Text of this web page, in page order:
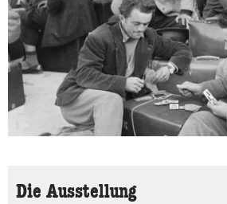
Die Ausstellung